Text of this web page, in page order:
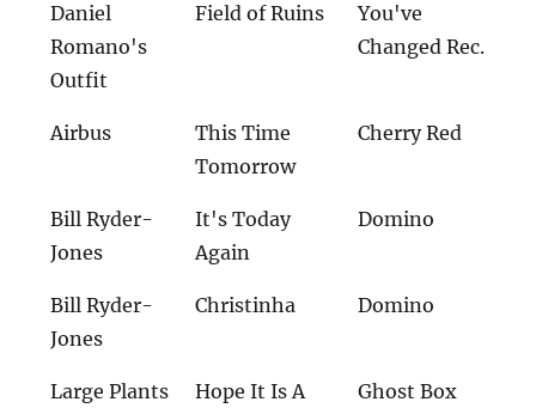
Daniel
Romano's
Outfit
Field of Ruins
You've
Changed Rec.
Airbus
This Time
Tomorrow
Cherry Red
Bill Ryder-
Jones
It's Today
Again
Domino
Bill Ryder-
Jones
Christinha Domino
Large Plants
Hope It Is A
Ghost Box